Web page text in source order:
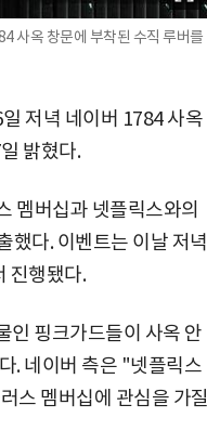
사옥 창문에 부착된 수직 루버를
저녁 네이버 1784 사옥
밝혔다.
멤버십과 넷플릭스와의
했다. 이벤트는 이날 저녁
진행됐다.
인 핑크가드들이 사옥 안
. 네이버 측은 "넷플릭스
스 멤버십에 관심을 가질